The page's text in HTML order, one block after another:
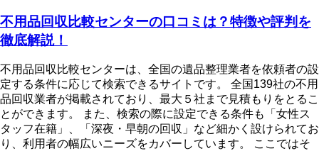
不用品回収比較センターの口コミは？特徴や評判を
徹底解説！
不用品回収比較センターは、全国の遺品整理業者を依頼者の設
定する条件に応じて検索できるサイトです。 全国139社の不用
品回収業者が掲載されており、最大５社まで見積もりをとるこ
とができます。 また、検索の際に設定できる条件も「女性ス
タッフ在籍」、「深夜・早朝の回収」など細かく設けられてお
り、利用者の幅広いニーズをカバーしています。 ここではそ